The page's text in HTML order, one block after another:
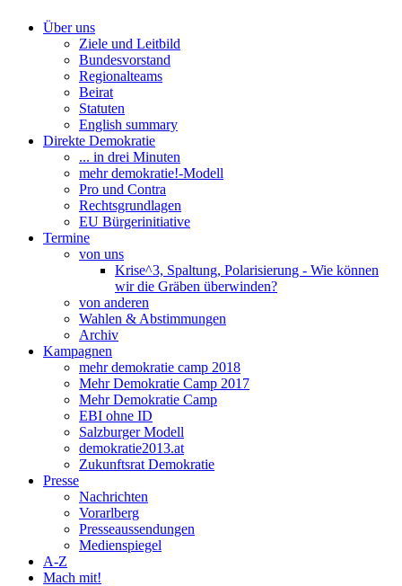
Über uns
Ziele und Leitbild
Bundesvorstand
Regionalteams
Beirat
Statuten
English summary
Direkte Demokratie
... in drei Minuten
mehr demokratie!-Modell
Pro und Contra
Rechtsgrundlagen
EU Bürgerinitiative
Termine
von uns
Krise^3, Spaltung, Polarisierung - Wie können
wir die Gräben überwinden?
von anderen
Wahlen & Abstimmungen
Archiv
Kampagnen
mehr demokratie camp 2018
Mehr Demokratie Camp 2017
Mehr Demokratie Camp
EBI ohne ID
Salzburger Modell
demokratie2013.at
Zukunftsrat Demokratie
Presse
Nachrichten
Vorarlberg
Presseaussendungen
Medienspiegel
A-Z
Mach mit!